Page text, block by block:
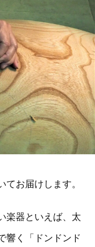
お届けします。
楽器といえば、太
響く「ドンドンド